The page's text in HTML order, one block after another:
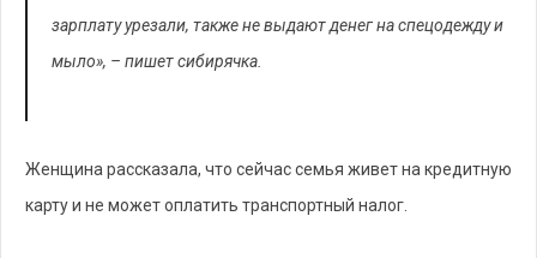
зарплату урезали, также не выдают денег на спецодежду и
мыло», – пишет сибирячка.
Женщина рассказала, что сейчас семья живет на кредитную
карту и не может оплатить транспортный налог.